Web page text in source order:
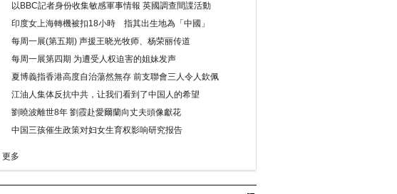
以BBC記者身份收集敏感軍事情報 英國調查間諜活動
印度女上海轉機被扣18小時 指其出生地為「中國」
每周一展(第五期) 声援王晓光牧师、杨荣丽传道
每周一展第四期 为遭受人权迫害的姐妹发声
夏博義指香港高度自治蕩然無存 前支聯會三人令人欽佩
江油人集体反抗中共，让我们看到了中国人的希望
劉曉波離世8年 劉霞赴愛爾蘭向丈夫頭像獻花
中国三孩催生政策对妇女生育权影响研究报告
更多